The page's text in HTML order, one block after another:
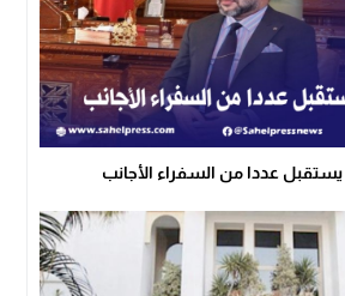
يستقبل عددا من السفراء الأجانب